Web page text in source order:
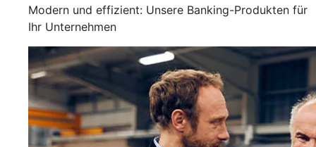
Modern und effizient: Unsere Banking-Produkten für
Ihr Unternehmen